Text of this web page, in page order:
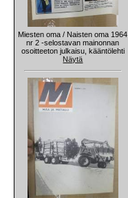
Miesten oma / Naisten oma 1964
nr 2 -selostavan mainonnan
osoitteeton julkaisu, kääntölehti
Näytä